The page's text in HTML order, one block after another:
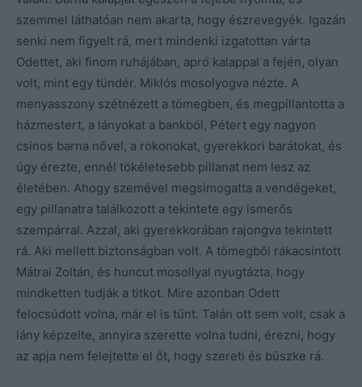
szemmel láthatóan nem akarta, hogy észrevegyék. Igazán
senki nem figyelt rá, mert mindenki izgatottan várta
Odettet, aki finom ruhájában, apró kalappal a fején, olyan
volt, mint egy tündér. Miklós mosolyogva nézte. A
menyasszony szétnézett a tömegben, és megpillantotta a
házmestert, a lányokat a bankból, Pétert egy nagyon
csinos barna nővel, a rokonokat, gyerekkori barátokat, és
úgy érezte, ennél tökéletesebb pillanat nem lesz az
életében. Ahogy szemével megsimogatta a vendégeket,
egy pillanatra találkozott a tekintete egy ismerős
szempárral. Azzal, aki gyerekkorában rajongva tekintett
rá. Aki mellett biztonságban volt. A tömegből rákacsintott
Mátrai Zoltán, és huncut mosollyal nyugtázta, hogy
mindketten tudják a titkot. Mire azonban Odett
felocsúdott volna, már el is tűnt. Talán ott sem volt, csak a
lány képzelte, annyira szerette volna tudni, érezni, hogy
az apja nem felejtette el őt, hogy szereti és büszke rá.